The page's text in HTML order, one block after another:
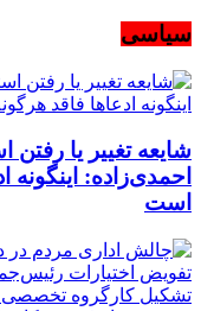
سیاسی
شایعه تغییر یا
احمدی‌زاده: اینگونه
است